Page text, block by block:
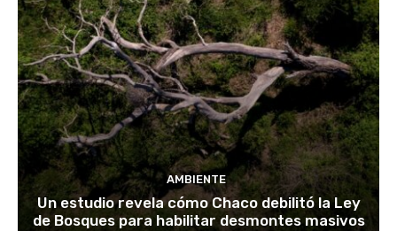
AMBIENTE
Un estudio revela cómo Chaco debilitó la Ley
de Bosques para habilitar desmontes masivos